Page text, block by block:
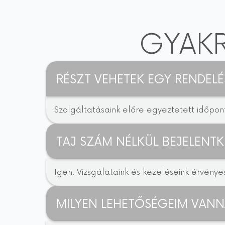
RÉSZT VEHETEK EGY
Szolgáltatásaink előre egyeztetett
TAJ SZÁM NÉLKÜL
Igen. Vizsgálataink és kezeléseink
MILYEN LEHETŐSÉGEIM